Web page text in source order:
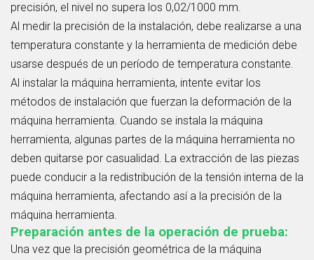
precisión, el nivel no supera los 0,02/1000 mm.
Al medir la precisión de la instalación, debe realizarse a una
temperatura constante y la herramienta de medición debe
usarse después de un período de temperatura constante.
Al instalar la máquina herramienta, intente evitar los
métodos de instalación que fuerzan la deformación de la
máquina herramienta. Cuando se instala la máquina
herramienta, algunas partes de la máquina herramienta no
deben quitarse por casualidad. La extracción de las piezas
puede conducir a la redistribución de la tensión interna de la
máquina herramienta, afectando así a la precisión de la
máquina herramienta.
Preparación antes de la operación de prueba:
Una vez que la precisión geométrica de la máquina